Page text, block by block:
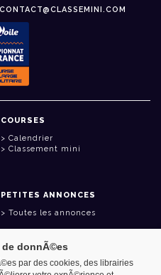
COURSES
Calendrier
Classement mini
PETITES ANNONCES
Toutes les annonces
donnÃ©es
par des cookies, des librairies